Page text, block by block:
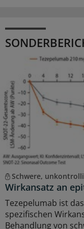
Schwere,
Wirkansatz an
Tezepelumab ist
spezifischen
Behandlung von